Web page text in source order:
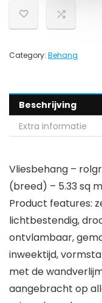
Category: Behang
Beschrijving
Extra informatie
Vliesbehang –
(breed) – 5.33 sq m
Product features:
lichtbestendig,
ontvlambaar,
inweektijd,
met de
aangebracht op